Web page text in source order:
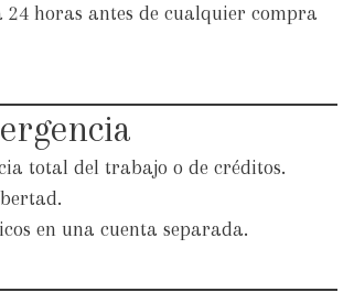
24 horas antes de cualquier compra
total del trabajo o de créditos.
en una cuenta separada.